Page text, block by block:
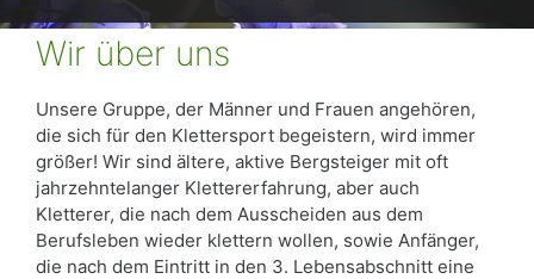
Wir über uns
Unsere Gruppe, der Männer und Frauen angehören,
die sich für den Klettersport begeistern, wird immer
größer! Wir sind ältere, aktive Bergsteiger mit oft
jahrzehntelanger Klettererfahrung, aber auch
Kletterer, die nach dem Ausscheiden aus dem
Berufsleben wieder klettern wollen, sowie Anfänger,
die nach dem Eintritt in den 3. Lebensabschnitt eine